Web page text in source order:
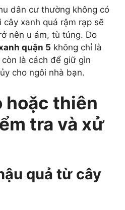
dân cư thường không có
cây xanh quá rậm rạp sẽ
nên u ám, tù túng. Do
quận 5 không chỉ là
là cách để giữ gìn
cho ngôi nhà bạn.
hoặc thiên
tra và xử
quả từ cây